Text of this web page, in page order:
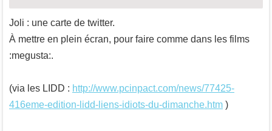
Joli : une carte de twitter.
À mettre en plein écran, pour faire comme dans les films
:megusta:.
(via les LIDD : http://www.pcinpact.com/news/77425-
416eme-edition-lidd-liens-idiots-du-dimanche.htm )